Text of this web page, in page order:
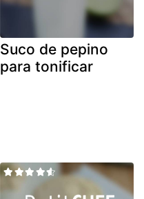
Suco de pepino
para tonificar